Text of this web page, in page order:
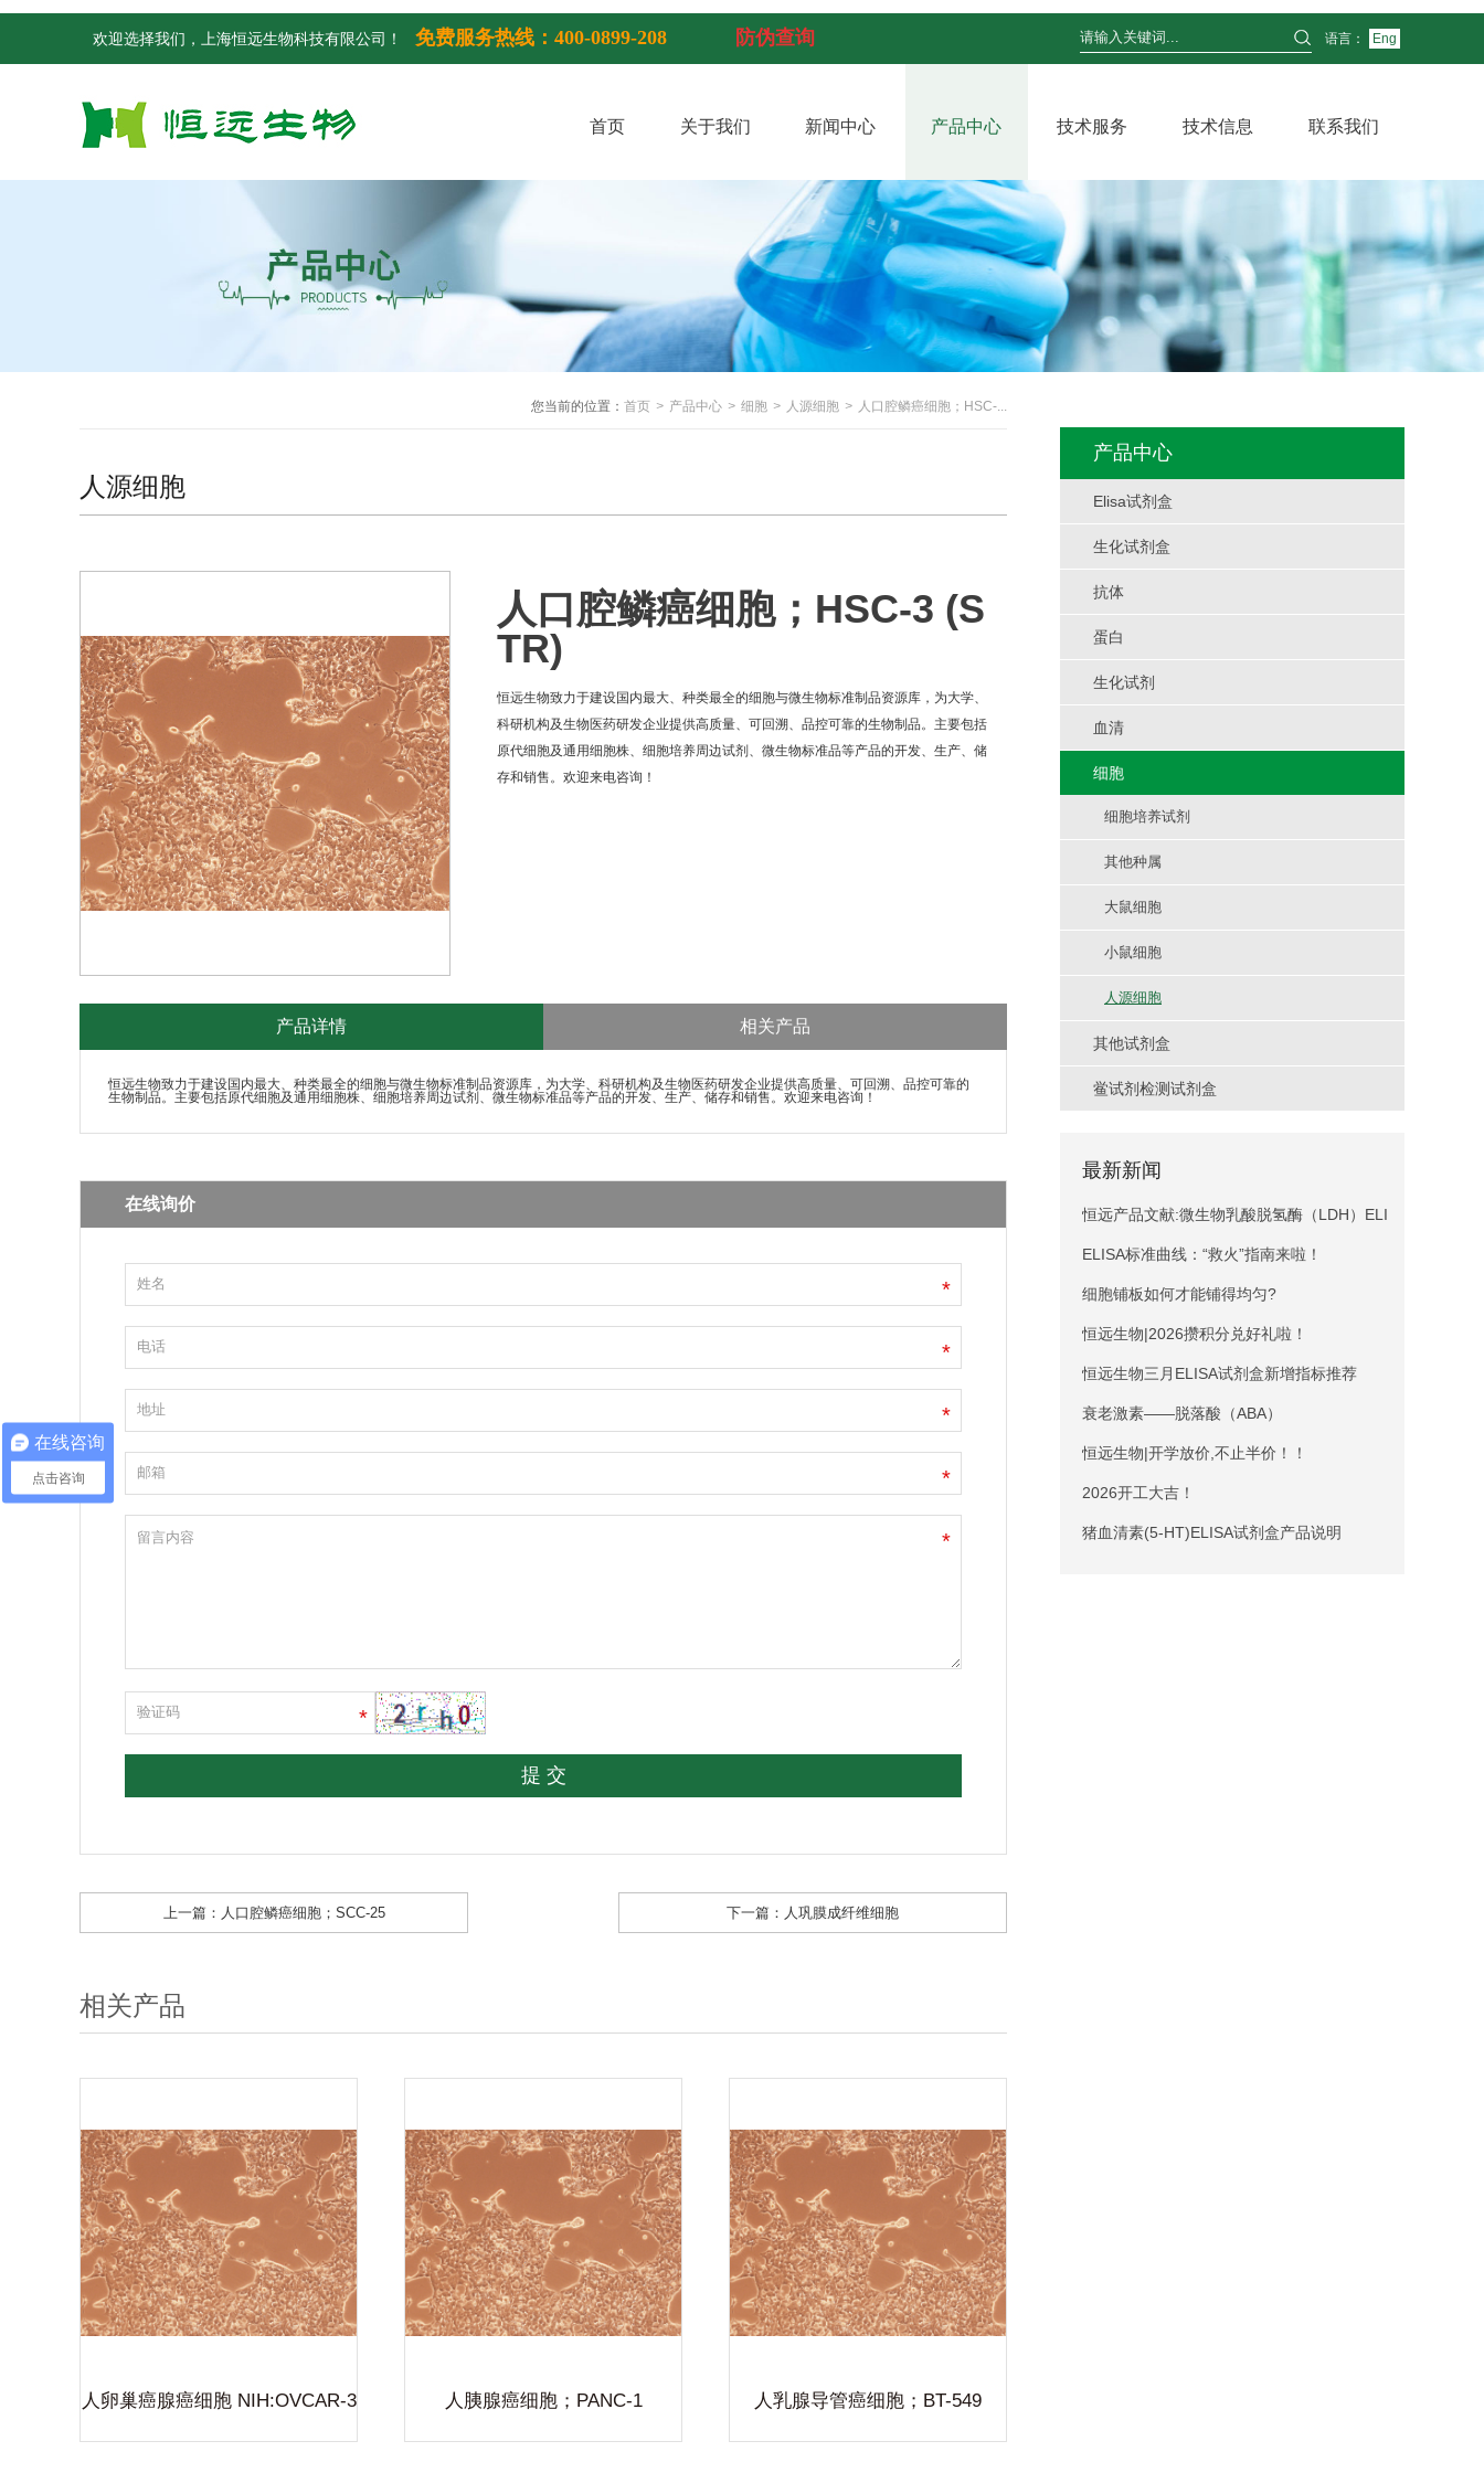
欢迎选择我们，上海恒远生物科技有限公司！ 免费服务热线：400-0899-208 防伪查询 语言： Eng
首页 关于我们 新闻中心 产品中心 技术服务 技术信息 联系我们
您当前的位置： 首页 > 产品中心 > 细胞 > 人源细胞 > 人口腔鳞癌细胞；HSC-...
人源细胞
人口腔鳞癌细胞；HSC-3 (S
TR)
恒远生物致力于建设国内最大、种类最全的细胞与微生物标准制品资源库，为大学、
科研机构及生物医药研发企业提供高质量、可回溯、品控可靠的生物制品。主要包括
原代细胞及通用细胞株、细胞培养周边试剂、微生物标准品等产品的开发、生产、储
存和销售。欢迎来电咨询！
产品详情 相关产品
恒远生物致力于建设国内最大、种类最全的细胞与微生物标准制品资源库，为大学、科研机构及生物医药研发企业提供高质量、可回溯、品控可靠的
生物制品。主要包括原代细胞及通用细胞株、细胞培养周边试剂、微生物标准品等产品的开发、生产、储存和销售。欢迎来电咨询！
在线询价
*
*
*
*
*
*
提 交
上一篇： 人口腔鳞癌细胞；SCC-25 下一篇： 人巩膜成纤维细胞
相关产品
人卵巢癌腺癌细胞 NIH:OVCAR-3 人胰腺癌细胞；PANC-1
人胰腺癌细胞；PAN
C-1
恒远生物致力于建设国内最大、种
类最全的细胞与微生物标准制品资
源库，为大学、科研机构及生物医
药研发企业提供高质量、可回溯、
品控可靠的生物制品。主要包括原
发、生产、储存和销售。欢迎来电
人乳腺导管癌细胞；BT-549
人乳腺导管癌细胞；
BT-549
恒远生物致力于建设国内最大、种
类最全的细胞与微生物标准制品资
源库，为大学、科研机构及生物医
药研发企业提供高质量、可回溯、
品控可靠的生物制品。主要包括原
发、生产、储存和销售。欢迎来电
产品中心
Elisa试剂盒
生化试剂盒
抗体
蛋白
生化试剂
血清
细胞
细胞培养试剂
其他种属
大鼠细胞
小鼠细胞
人源细胞
其他试剂盒
鲎试剂检测试剂盒
最新新闻
恒远产品文献:微生物乳酸脱氢酶（LDH）ELI
SA试剂盒引用文献
ELISA标准曲线：“救火”指南来啦！
细胞铺板如何才能铺得均匀?
恒远生物|2026攒积分兑好礼啦！
恒远生物三月ELISA试剂盒新增指标推荐
衰老激素——脱落酸（ABA）
恒远生物|开学放价,不止半价！！
2026开工大吉！
猪血清素(5-HT)ELISA试剂盒产品说明
在线咨询
点击咨询